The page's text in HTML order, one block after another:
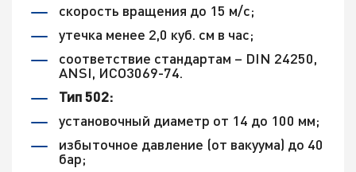
скорость вращения до 15 м/с;
утечка менее 2,0 куб. см в час;
соответствие стандартам – DIN 24250,
ANSI, ИСО3069-74.
Тип 502:
установочный диаметр от 14 до 100 мм;
избыточное давление (от вакуума) до 40
бар;